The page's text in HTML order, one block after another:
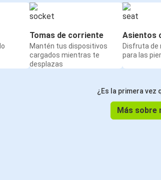
Tomas de corriente
Mantén tus dispositivos
cargados mientras te
desplazas
Asientos
Disfruta de
para las
¿Es la primera vez
Más sobre